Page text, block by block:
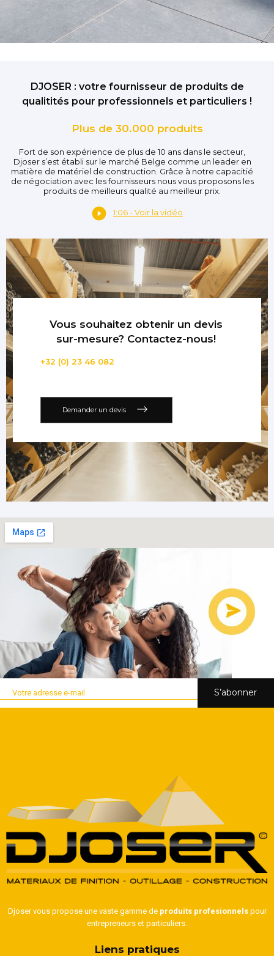
DJOSER : votre fournisseur de produits de
qualitités pour professionnels et particuliers !
Plus de 30.000 produits
Fort de son expérience de plus de 10 ans dans le secteur,
Djoser s’est établi sur le marché Belge comme un leader en
matière de matériel de construction. Grâce à notre capacitié
de négociation avec les fournisseurs nous vous proposons les
produits de meilleurs qualité au meilleur prix.
1:06 - Voir la vidéo
Vous souhaitez obtenir un devis
sur-mesure? Contactez-nous!
+32 (0) 23 46 082
Demander un devis
S’abonner
Djoser vous propose une vaste gamme de produits profesionnelspour
entrepreneurs et particuliers.
Liens pratiques